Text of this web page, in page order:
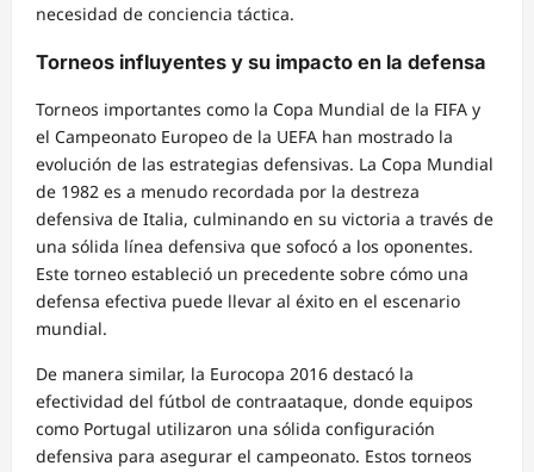
necesidad de conciencia táctica.
Torneos influyentes y su impacto en la defensa
Torneos importantes como la Copa Mundial de la FIFA y
el Campeonato Europeo de la UEFA han mostrado la
evolución de las estrategias defensivas. La Copa Mundial
de 1982 es a menudo recordada por la destreza
defensiva de Italia, culminando en su victoria a través de
una sólida línea defensiva que sofocó a los oponentes.
Este torneo estableció un precedente sobre cómo una
defensa efectiva puede llevar al éxito en el escenario
mundial.
De manera similar, la Eurocopa 2016 destacó la
efectividad del fútbol de contraataque, donde equipos
como Portugal utilizaron una sólida configuración
defensiva para asegurar el campeonato. Estos torneos